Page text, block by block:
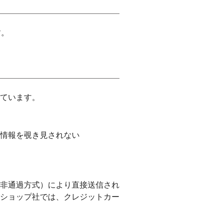
います。
報を覗き見されない
通過方式）により直接送信され
ョップ社では、クレジットカー